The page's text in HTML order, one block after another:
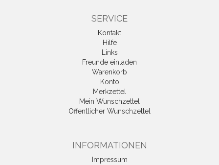
SERVICE
Kontakt
Hilfe
Links
Freunde einladen
Warenkorb
Konto
Merkzettel
Mein Wunschzettel
Öffentlicher Wunschzettel
INFORMATIONEN
Impressum